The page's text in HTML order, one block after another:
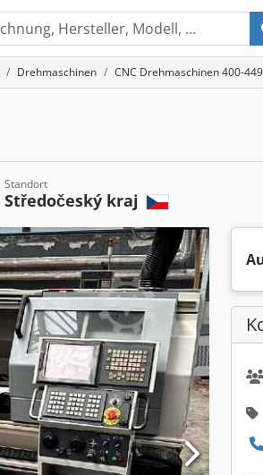
Drehmaschinen CNC Drehmaschinen 400-
Standort
Středočeský kraj